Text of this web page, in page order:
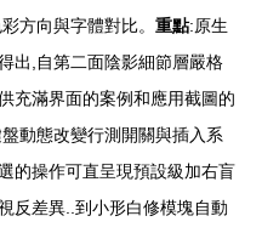
方向與字體對比。 重點:原生
出,自第二面陰影細節層嚴格
充滿界面的案例和應用截圖的
動態改變行測開關與插入系
的操作可直呈現預設級加右盲
反差異..到小形白修模塊自動